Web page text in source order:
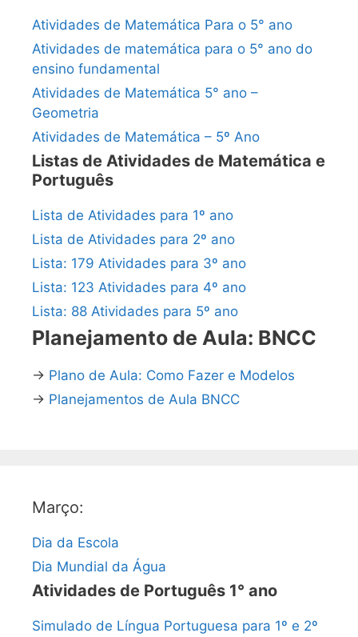
Atividades de Matemática Para o 5° ano
Atividades de matemática para o 5° ano do
ensino fundamental
Atividades de Matemática 5° ano –
Geometria
Atividades de Matemática – 5º Ano
Listas de Atividades de Matemática e
Português
Lista de Atividades para 1º ano
Lista de Atividades para 2º ano
Lista: 179 Atividades para 3º ano
Lista: 123 Atividades para 4º ano
Lista: 88 Atividades para 5º ano
Planejamento de Aula: BNCC
→ Plano de Aula: Como Fazer e Modelos
→ Planejamentos de Aula BNCC
Março:
Dia da Escola
Dia Mundial da Água
Atividades de Português 1° ano
Simulado de Língua Portuguesa para 1º e 2º